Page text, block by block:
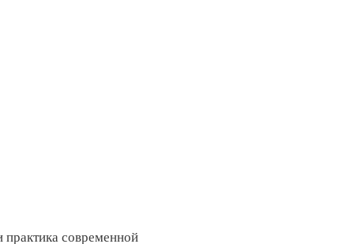
современной